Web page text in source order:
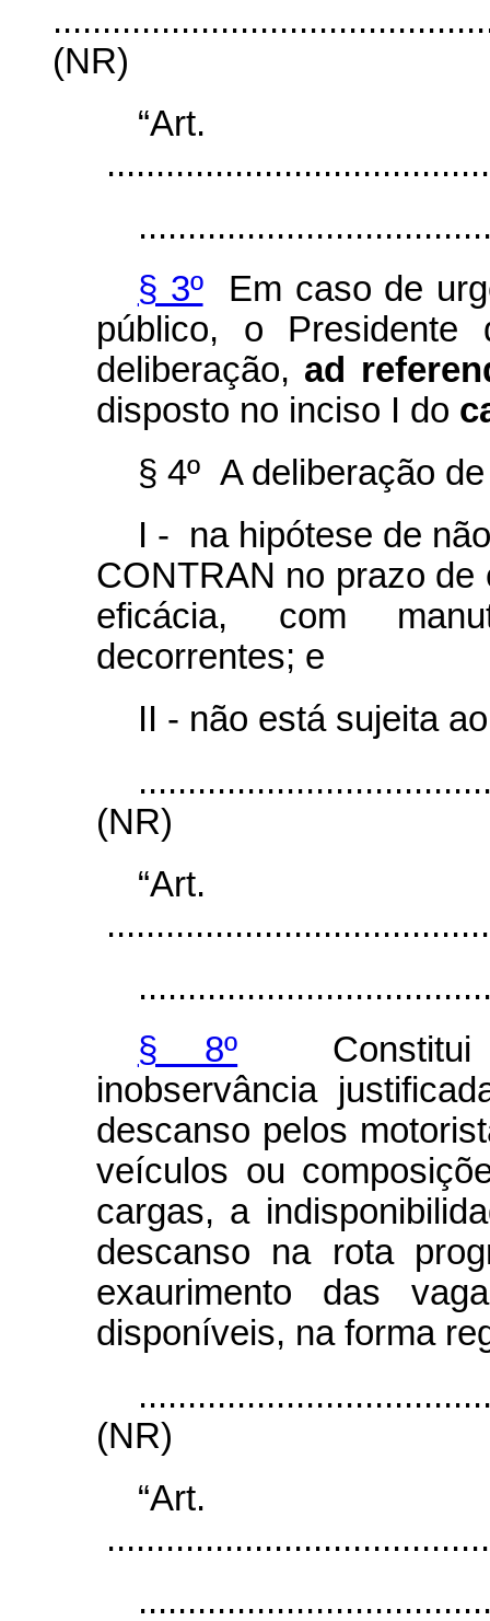
(NR)
§ 3ºEm caso de
público, o Presidente
deliberação, ad
disposto no inciso I do
§ 4º A deliberação
I - na hipótese de
CONTRAN no prazo
eficácia, com
decorrentes; e
II - não está sujeita
(NR)
§ 8º Constitui
inobservância
descanso pelos
veículos ou
cargas, a
descanso na rota
exaurimento das
disponíveis, na forma
(NR)